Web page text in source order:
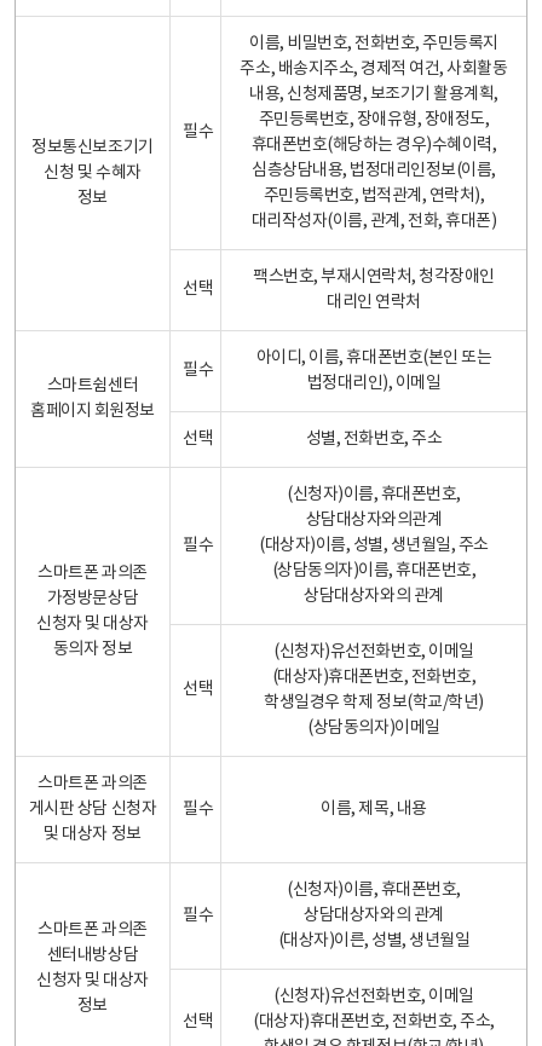
정보통신보조기기
신청 및 수혜자
정보
필수
이름, 비밀번호, 전화번호, 주민등록지
주소, 배송지주소, 경제적 여건, 사회활동
내용, 신청제품명, 보조기기 활용계획,
주민등록번호, 장애유형, 장애정도,
휴대폰번호(해당하는 경우)수혜이력,
심층상담내용, 법정대리인정보(이름,
주민등록번호, 법적관계, 연락처),
대리작성자(이름, 관계, 전화, 휴대폰)
선택
팩스번호, 부재시연락처, 청각장애인
대리인 연락처
스마트쉼센터
홈페이지 회원정보
필수
아이디, 이름, 휴대폰번호(본인 또는
법정대리인), 이메일
선택 성별, 전화번호, 주소
스마트폰 과의존
가정방문상담
신청자 및 대상자
동의자 정보
필수
(신청자)이름, 휴대폰번호,
상담대상자와의관계
(대상자)이름, 성별, 생년월일, 주소
(상담동의자)이름, 휴대폰번호,
상담대상자와의 관계
선택
(신청자)유선전화번호, 이메일
(대상자)휴대폰번호, 전화번호,
학생일경우 학제 정보(학교/학년)
(상담동의자)이메일
스마트폰 과의존
게시판 상담 신청자
및 대상자 정보
필수 이름, 제목, 내용
스마트폰 과의존
센터내방상담
신청자 및 대상자
정보
필수
(신청자)이름, 휴대폰번호,
상담대상자와의 관계
(대상자)이른, 성별, 생년월일
선택
(신청자)유선전화번호, 이메일
(대상자)휴대폰번호, 전화번호, 주소,